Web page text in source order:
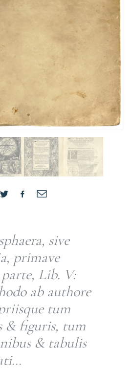
sive
primave
Lib. V:
ab authore
tum
& figuris, tum
& tabulis